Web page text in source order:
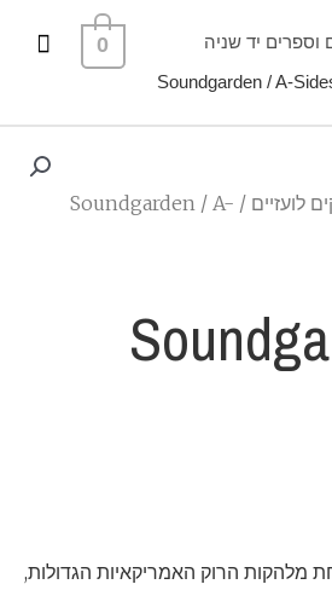
0
Soundgarden / A-
לועזיים
/ Soundgarden / A-
מלהקות הרוק האמריקאיות הגדולות,